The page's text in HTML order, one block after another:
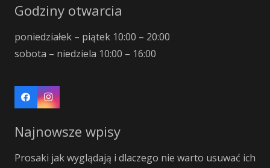
Godziny otwarcia
poniedziałek – piątek 10:00 – 20:00
sobota – niedziela 10:00 – 16:00
Najnowsze wpisy
Prosaki jak wyglądają i dlaczego nie warto usuwać ich